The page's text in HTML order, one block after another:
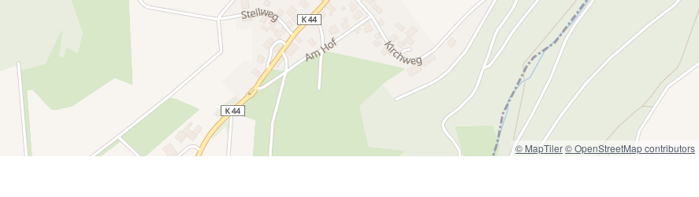
© MapTiler© OpenStreetMap contributors